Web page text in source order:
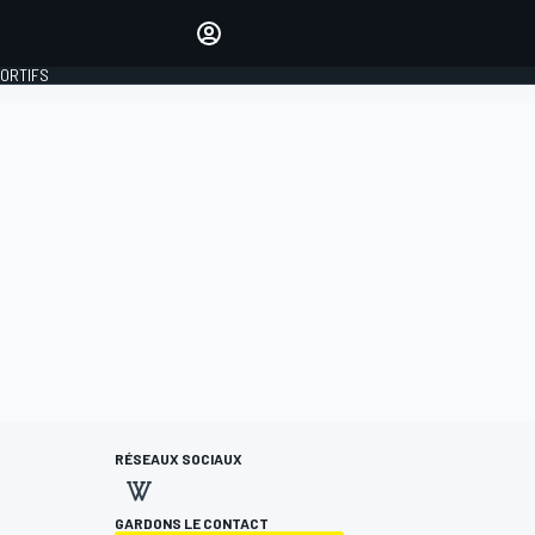
RÉSEAUX SOCIAUX
GARDONS LE CONTACT